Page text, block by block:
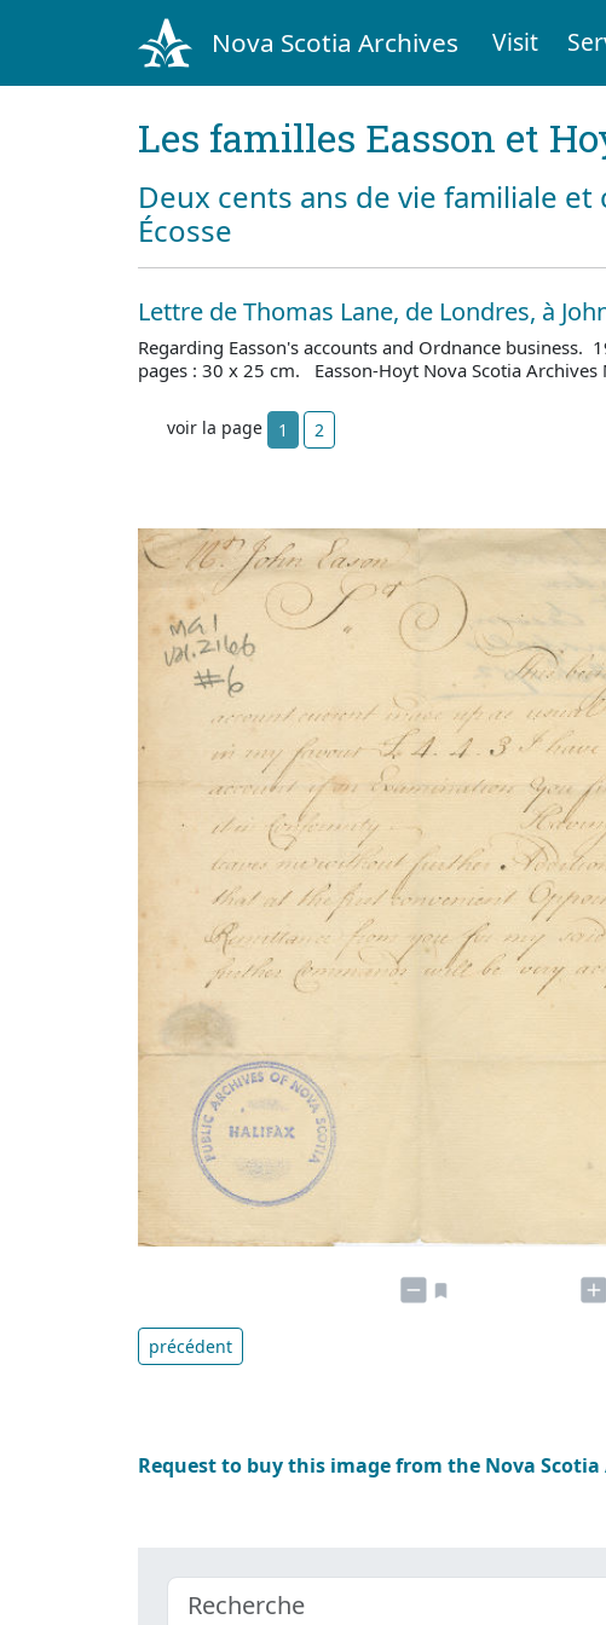
Nova Scotia Archives Visit
Les familles Easson et
Deux cents ans de vie familiale
Écosse
Lettre de Thomas Lane, de Londres, à
Regarding Easson's accounts and Ordnance business.
pages : 30 x 25 cm. Easson-Hoyt Nova Scotia
voir la page 1 2
précédent
Request to buy this image from the Nova Scotia